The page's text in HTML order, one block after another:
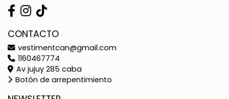
CONTACTO
vestimentcan@gmail.com
1160467774
Av jujuy 285 caba
Botón de arrepentimiento